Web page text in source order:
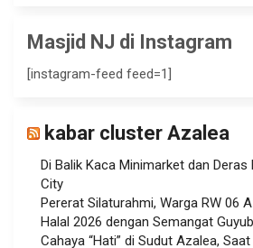
Masjid NJ di Instagram
[instagram-feed feed=1]
kabar cluster Azalea
Di Balik Kaca Minimarket dan Deras
City
Pererat Silaturahmi, Warga RW 06
Halal 2026 dengan Semangat
Cahaya “Hati” di Sudut Azalea,